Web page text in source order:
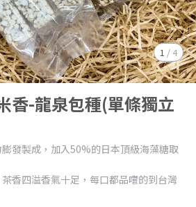
1 / 4
香-龍泉包種(單條獨立
發製成，加入50%的日本頂級海藻糖取
香四溢香氣十足，每口都品嚐的到台灣